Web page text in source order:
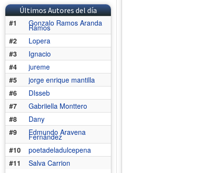
Últimos Autores del día
#1
Gonzalo Ramos Aranda
Ramos
#2
Lopera
#3
Ignacio
#4
jureme
#5
jorge enrique mantilla
#6
DIsseb
#7
Gabriiella Monttero
#8
Dany
#9
Edmundo Aravena
Fernández
#10
poetadeladulcepena
#11
Salva Carrion